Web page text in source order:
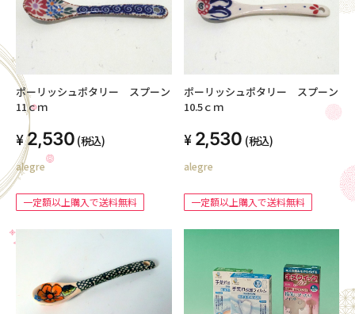
ポーリッシュポタリー スプーン
11ｃｍ
2,530 (税込)
alegre
一定額以上購入で送料無料
ポーリッシュポタリー スプーン
10.5ｃｍ
2,530 (税込)
alegre
一定額以上購入で送料無料